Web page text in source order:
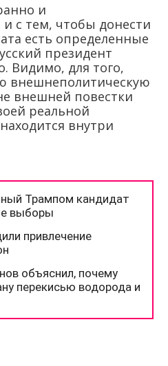
и
с тем, чтобы донести
есть определенные
президент
Видимо, для того,
внешнеполитическую
внешней повестки
реальной
внутри